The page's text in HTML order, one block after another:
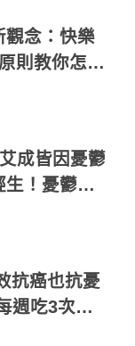
觀念：快樂
則教你怎麼
成皆因憂鬱
生！憂鬱症
抗癌也抗憂
週吃3次以